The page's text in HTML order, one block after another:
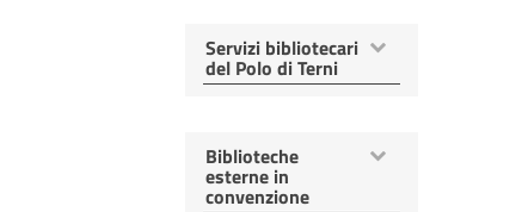
Mostra
voci
Servizi bibliotecari
del Polo di Terni
Mostra
voci
Biblioteche
esterne in
convenzione